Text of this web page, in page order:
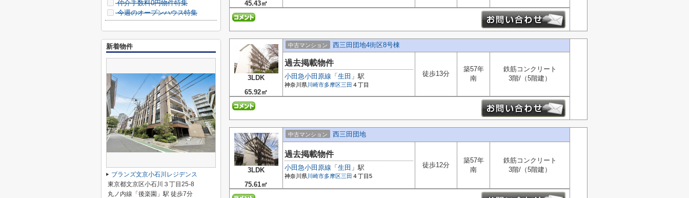
45.43㎡
3LDK
65.92㎡
中古マンション 西三田団地4街区8号棟
過去掲載物件
小田急小田原線 「 生田 」駅
神奈川県川崎市多摩区 三田 ４丁目
徒歩13分
築57年
南
鉄筋コンクリート
3階/（5階建）
3LDK
75.61㎡
中古マンション 西三田団地
過去掲載物件
小田急小田原線 「 生田 」駅
神奈川県川崎市多摩区 三田 ４丁目5
徒歩12分
築57年
南
鉄筋コンクリート
3階/（5階建）
仲介手数料0円物件特集
今週のオープンハウス特集
新着物件
ブランズ文京小石川レジデンス
東京都文京区小石川３丁目25-8
丸ノ内線「後楽園」駅 徒歩7分